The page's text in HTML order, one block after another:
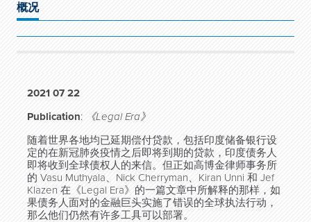
概况
2021 07 22
Publication:
《Legal Era》
随着世界各地均已延期偿付贷款，包括印度储备银行设
定的在新冠肺炎疫情之后即将到期的贷款，印度债务人
即将收到全球债权人的来信。但正如高博金律师事务所
的 Vasu Muthyala、Nick Cherryman、Kiran Unni 和 Jef
Klazen 在《Legal Era》的一篇文章中所解释的那样，如
果债务人面对的金融巨头实施了错误的全球执法行动，
那么他们仍然有许多工具可以部署。